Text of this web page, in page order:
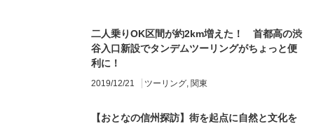
二人乗りOK区間が約2km増えた！ 首都高の渋
谷入口新設でタンデムツーリングがちょっと便
利に！
2019/12/21 ツーリング, 関東
【おとなの信州探訪】街を起点に自然と文化を